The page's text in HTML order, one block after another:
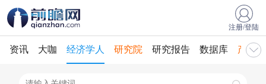
注册/登陆
资讯 大咖 经济学人 研究院 研究报告 数据库 产业